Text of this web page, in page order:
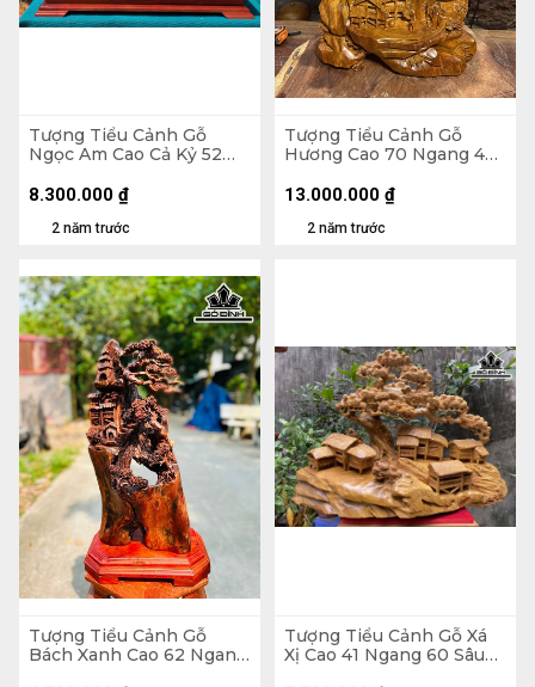
Tượng Tiểu Cảnh Gỗ
Ngọc Am Cao Cả Kỷ 52
Ngang 70 Sâu 32 (cm)
2 năm trước
8.300.000 ₫
Tượng Tiểu Cảnh Gỗ
Hương Cao 70 Ngang 46
2 năm trước
13.000.000 ₫
Tượng Tiểu Cảnh Gỗ
Bách Xanh Cao 62 Ngang
Tượng Tiểu Cảnh Gỗ Xá
Xị Cao 41 Ngang 60 Sâu